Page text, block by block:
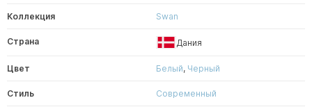
Коллекция Swan
Страна Дания
Цвет Белый, Черный
Стиль Современный